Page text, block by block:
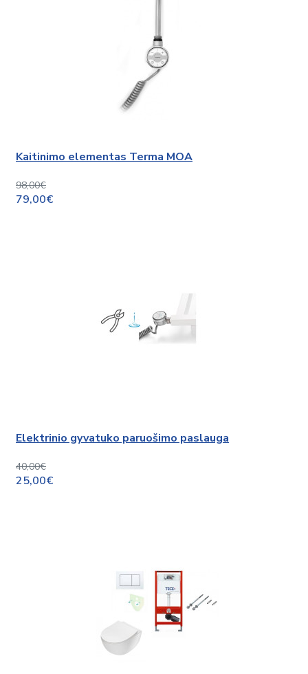
Kaitinimo elementas Terma MOA
98,00€
79,00€
Elektrinio gyvatuko paruošimo paslauga
40,00€
25,00€